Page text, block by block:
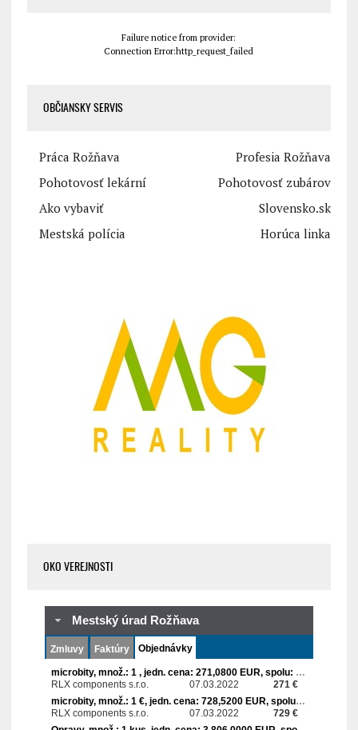
Failure notice from provider:
Connection Error:http_request_failed
OBČIANSKY SERVIS
Práca Rožňava
Profesia Rožňava
Pohotovosť lekární
Pohotovosť zubárov
Ako vybaviť
Slovensko.sk
Mestská polícia
Horúca linka
OKO VEREJNOSTI